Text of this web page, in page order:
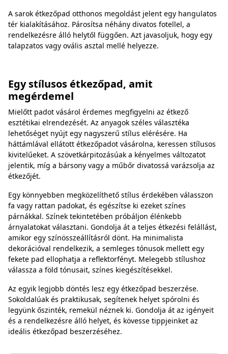
A sarok étkezőpad otthonos megoldást jelent egy hangulatos
tér kialakításához. Párosítsa néhány divatos fotellel, a
rendelkezésre álló helytől függően. Azt javasoljuk, hogy egy
talapzatos vagy ovális asztal mellé helyezze.
Egy stílusos étkezőpad, amit
megérdemel
Mielőtt padot vásárol érdemes megfigyelni az étkező
esztétikai elrendezését. Az anyagok széles választéka
lehetőséget nyújt egy nagyszerű stílus elérésére. Ha
háttámlával ellátott étkezőpadot vásárolna, keressen stílusos
kivitelűeket. A szövetkárpitozásúak a kényelmes változatot
jelentik, míg a bársony vagy a műbőr divatossá varázsolja az
étkezőjét.
Egy könnyebben megközelíthető stílus érdekében válasszon
fa vagy rattan padokat, és egészítse ki ezeket színes
párnákkal. Színek tekintetében próbáljon élénkebb
árnyalatokat választani. Gondolja át a teljes étkezési felállást,
amikor egy színösszeállításról dönt. Ha minimalista
dekorációval rendelkezik, a semleges tónusok mellett egy
fekete pad ellophatja a reflektorfényt. Melegebb stílushoz
válassza a föld tónusait, színes kiegészítésekkel.
Az egyik legjobb döntés lesz egy étkezőpad beszerzése.
Sokoldalúak és praktikusak, segítenek helyet spórolni és
legyünk őszinték, remekül néznek ki. Gondolja át az igényeit
és a rendelkezésre álló helyet, és kövesse tippjeinket az
ideális étkezőpad beszerzéséhez.